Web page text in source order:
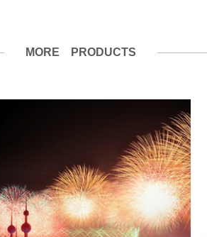
MORE PRODUCTS